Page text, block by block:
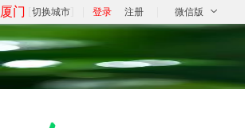
厦门 切换城市 登录 注册 微信版